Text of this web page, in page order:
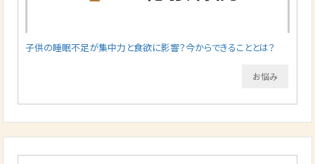
子供の睡眠不足が集中力と食欲に影響？今からできることとは？
お悩み